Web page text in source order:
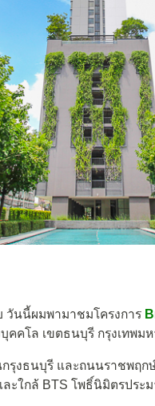
วันนี้ผมพามาชมโครงการ
คคโล เขตธนบุรี กรุงเทพม
รุงธนบุรี และถนนราชพฤก
ละใกล้ BTS โพธิ์นิมิตรปร